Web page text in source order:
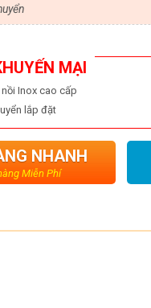
MẠI
Inox cao cấp
lắp đặt
NHANH
Miễn Phí